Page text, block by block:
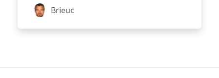
Brieuc